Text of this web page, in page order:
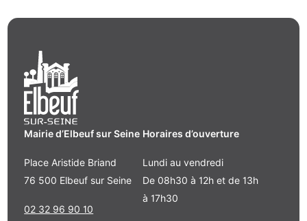
Mairie d’Elbeuf sur Seine
Place Aristide Briand
76 500 Elbeuf sur Seine
02 32 96 90 10
Horaires d’ouverture
Lundi au vendredi
De 08h30 à 12h et de 13h
à 17h30